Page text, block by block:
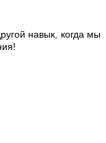
навык, когда мы